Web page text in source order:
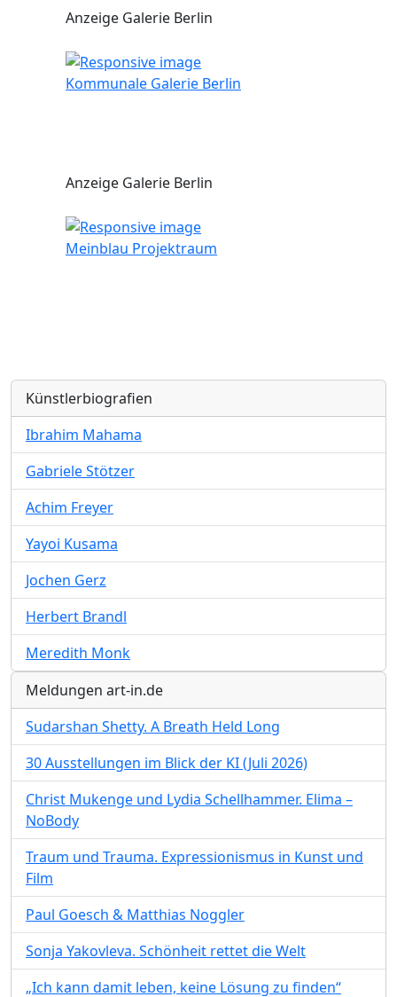
Anzeige Galerie Berlin
Kommunale Galerie Berlin
Anzeige Galerie Berlin
Meinblau Projektraum
Künstlerbiografien
Ibrahim Mahama
Gabriele Stötzer
Achim Freyer
Yayoi Kusama
Jochen Gerz
Herbert Brandl
Meredith Monk
Meldungen art-in.de
Sudarshan Shetty. A Breath Held Long
30 Ausstellungen im Blick der KI (Juli 2026)
Christ Mukenge und Lydia Schellhammer. Elima –
NoBody
Traum und Trauma. Expressionismus in Kunst und
Film
Paul Goesch & Matthias Noggler
Sonja Yakovleva. Schönheit rettet die Welt
„Ich kann damit leben, keine Lösung zu finden“